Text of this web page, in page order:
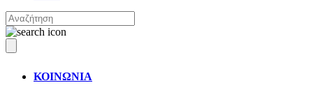
ΚΟΙΝΩΝΙΑ